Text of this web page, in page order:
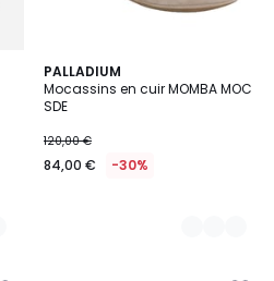
PALLADIUM
Mocassins en cuir MOMBA MOC
SDE
120,00 €
84,00 € -30%
3
Couleurs